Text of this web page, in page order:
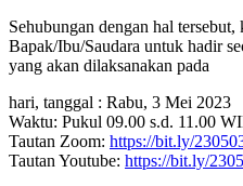
Sehubungan dengan hal
Bapak/Ibu/Saudara untuk hadir
yang akan dilaksanakan pada
hari, tanggal : Rabu, 3 Mei 2023
Waktu: Pukul 09.00 s.d. 11.00
Tautan Zoom: https://bit.ly/
Tautan Youtube: https://bit.ly/